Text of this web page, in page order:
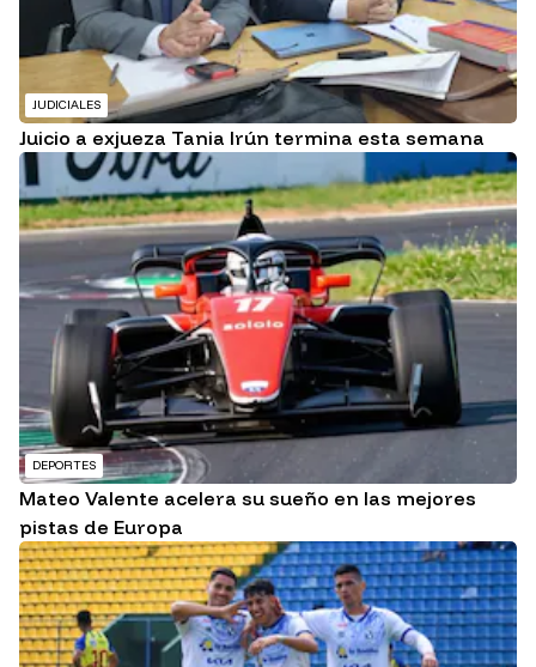
JUDICIALES
Juicio a exjueza Tania Irún termina esta semana
DEPORTES
Mateo Valente acelera su sueño en las mejores
pistas de Europa